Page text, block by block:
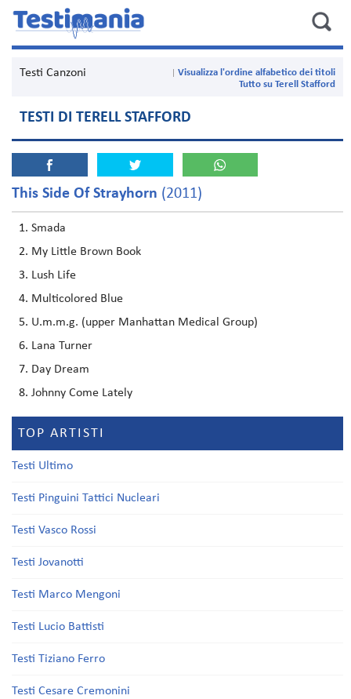
Testi Canzoni
Visualizza l'ordine alfabetico dei titoli
Tutto su Terell Stafford
TESTI DI TERELL STAFFORD
This Side Of Strayhorn (2011)
Smada
My Little Brown Book
Lush Life
Multicolored Blue
U.m.m.g. (upper Manhattan Medical Group)
Lana Turner
Day Dream
Johnny Come Lately
TOP ARTISTI
Testi Ultimo
Testi Pinguini Tattici Nucleari
Testi Vasco Rossi
Testi Jovanotti
Testi Marco Mengoni
Testi Lucio Battisti
Testi Tiziano Ferro
Testi Cesare Cremonini